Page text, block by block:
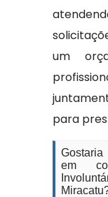
um
para
em